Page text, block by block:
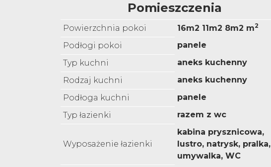
Pomieszczenia
Powierzchnia pokoi 16m2 11m2 8m2 m2
Podłogi pokoi
panele
Typ kuchni
aneks kuchenny
Rodzaj kuchni
aneks kuchenny
Podłoga kuchni
panele
Typ łazienki
razem z wc
Wyposażenie łazienki
kabina prysznicowa,
lustro, natrysk, pralka,
umywalka, WC